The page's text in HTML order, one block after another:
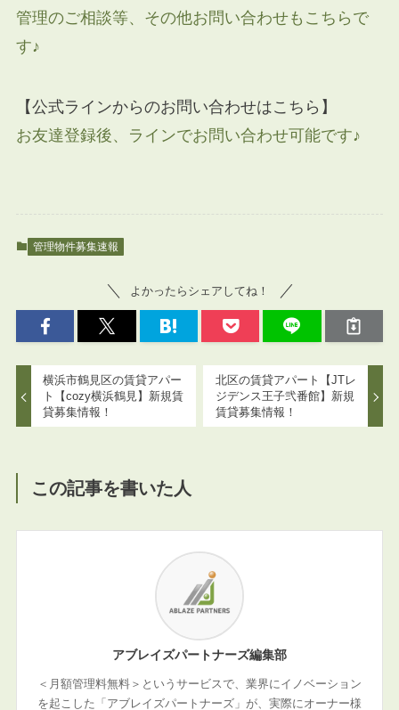
管理のご相談等、その他お問い合わせもこちらで
す♪
【公式ラインからのお問い合わせはこちら】
お友達登録後、ラインでお問い合わせ可能です♪
管理物件募集速報
よかったらシェアしてね！
横浜市鶴見区の賃貸アパー
ト【cozy横浜鶴見】新規賃
貸募集情報！
北区の賃貸アパート【JTレ
ジデンス王子弐番館】新規
賃貸募集情報！
この記事を書いた人
アブレイズパートナーズ編集部
＜月額管理料無料＞というサービスで、業界にイノベーション
を起こした「アブレイズパートナーズ」が、実際にオーナー様